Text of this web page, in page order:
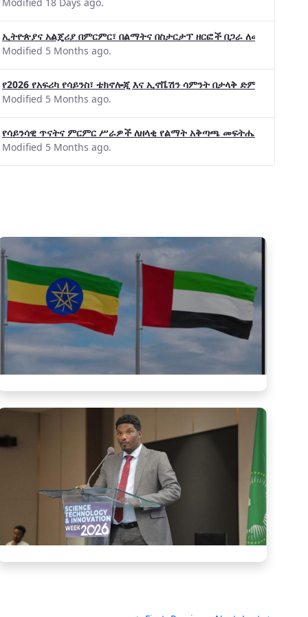
ኢትዮጵያና አልጄሪያ በምርምር፣ በልማትና በስታርታፕ ዘርፎች በጋራ ለመስራት መከሩ፡፡
Modified 5 Months ago.
የ2026 የአፍሪካ የሳይንስ፣ ቴክኖሎጂ እና ኢኖቬሽን ሳምንት በታላቅ ድምቀት
Modified 5 Months ago.
የሳይንሳዊ ጥናትና ምርምር ሥራዎች ለዘላቂ የልማት አቅጣጫ መፍትሔ ጠቋሚ
Modified 5 Months ago.